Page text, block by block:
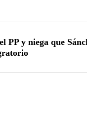
PP y niega que